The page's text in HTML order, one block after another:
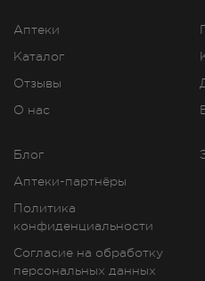
Аптеки
Каталог
Отзывы
О нас
Блог
Аптеки-партнёры
Политика
конфиденциальности
Согласие на обработку
персональных данных